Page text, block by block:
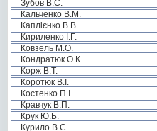
Зубов В.С.
Кальченко В.М.
Каплієнко В.В.
Кириленко І.Г.
Ковзель М.О.
Кондратюк О.К.
Корж В.Т.
Коротюк В.І.
Костенко П.І.
Кравчук В.П.
Крук Ю.Б.
Курило В.С.